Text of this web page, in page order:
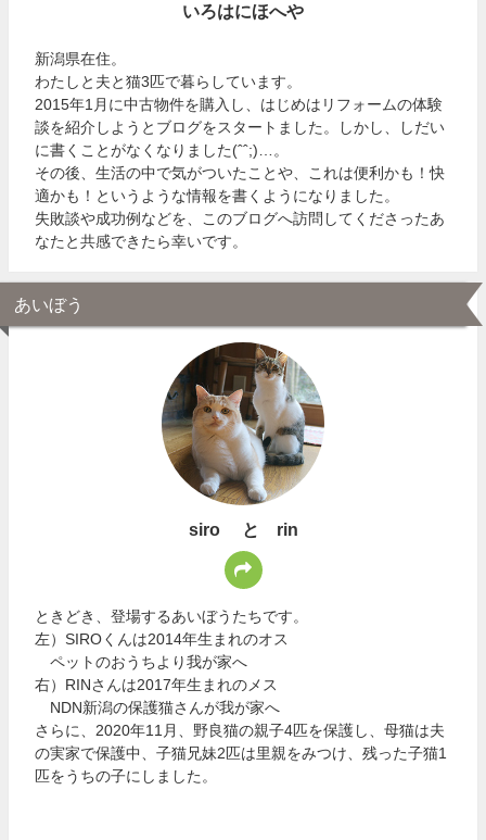
いろはにほへや
新潟県在住。
わたしと夫と猫3匹で暮らしています。
2015年1月に中古物件を購入し、はじめはリフォームの体験
談を紹介しようとブログをスタートました。しかし、しだい
に書くことがなくなりました(ˆˆ;)…。
その後、生活の中で気がついたことや、これは便利かも！快
適かも！というような情報を書くようになりました。
失敗談や成功例などを、このブログへ訪問してくださったあ
なたと共感できたら幸いです。
あいぼう
siro と rin
ときどき、登場するあいぼうたちです。
左）SIROくんは2014年生まれのオス
ペットのおうちより我が家へ
右）RINさんは2017年生まれのメス
NDN新潟の保護猫さんが我が家へ
さらに、2020年11月、野良猫の親子4匹を保護し、母猫は夫
の実家で保護中、子猫兄妹2匹は里親をみつけ、残った子猫1
匹をうちの子にしました。